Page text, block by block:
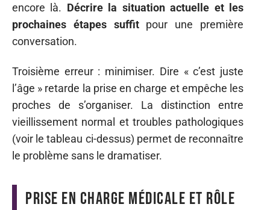
encore là. Décrire la situation actuelle et les
prochaines étapes suffitpour une première
conversation.
Troisième erreur : minimiser. Dire « c’est juste
l’âge » retarde la prise en charge et empêche les
proches de s’organiser. La distinction entre
vieillissement normal et troubles pathologiques
(voir le tableau ci-dessus) permet de reconnaître
le problème sans le dramatiser.
Prise en charge médicale et rôle